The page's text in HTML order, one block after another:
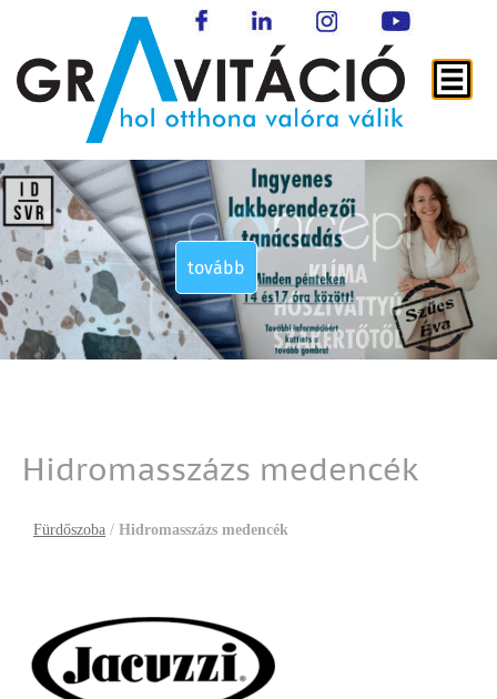
tovább
tovább
tovább
tovább
Hidromasszázs medencék
Fürdőszoba / Hidromasszázs medencék